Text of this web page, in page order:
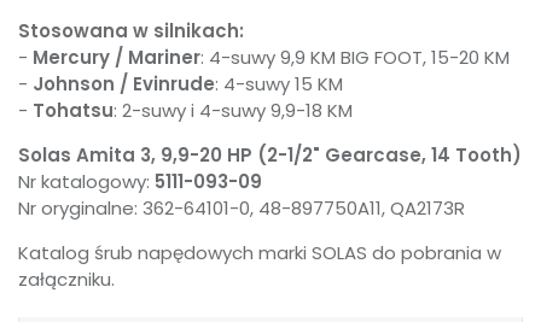
Stosowana w silnikach:
- Mercury / Mariner: 4-suwy 9,9 KM BIG FOOT, 15-20 KM
- Johnson / Evinrude: 4-suwy 15 KM
- Tohatsu: 2-suwy i 4-suwy 9,9-18 KM
Solas Amita 3, 9,9-20 HP (2-1/2" Gearcase, 14 Tooth)
Nr katalogowy: 5111-093-09
Nr oryginalne: 362-64101-0, 48-897750A11, QA2173R
Katalog śrub napędowych marki SOLAS do pobrania w
załączniku.